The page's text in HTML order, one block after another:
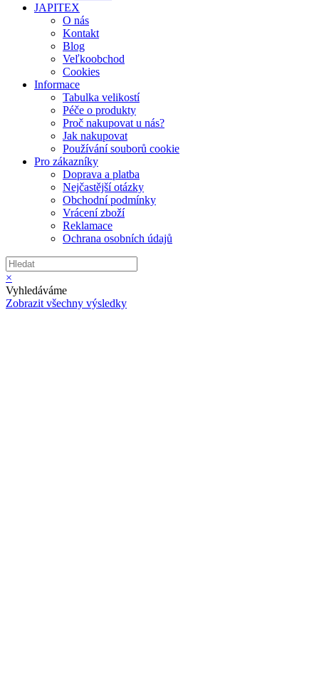
JAPITEX
O nás
Kontakt
Blog
Veľkoobchod
Cookies
Informace
Tabulka velikostí
Péče o produkty
Proč nakupovat u nás?
Jak nakupovat
Používání souborů cookie
Pro zákazníky
Doprava a platba
Nejčastější otázky
Obchodní podmínky
Vrácení zboží
Reklamace
Ochrana osobních údajů
×
Vyhledáváme
Zobrazit všechny výsledky